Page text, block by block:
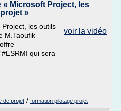
Microsoft Project, les
»
voir la vidéo
les outils
M.Taoufik
qui sera
de projet / formation pilotage projet